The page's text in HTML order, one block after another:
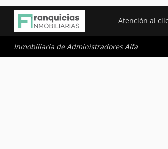
Atención al
Inmobiliaria de Administradores Alfa